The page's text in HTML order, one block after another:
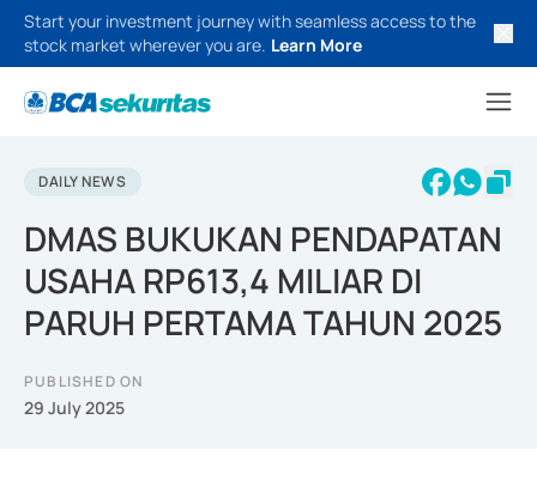
Start your investment journey with seamless access to the
stock market wherever you are. Learn More
DAILY NEWS
DMAS BUKUKAN PENDAPATAN
USAHA RP613,4 MILIAR DI
PARUH PERTAMA TAHUN 2025
PUBLISHED ON
29 July 2025